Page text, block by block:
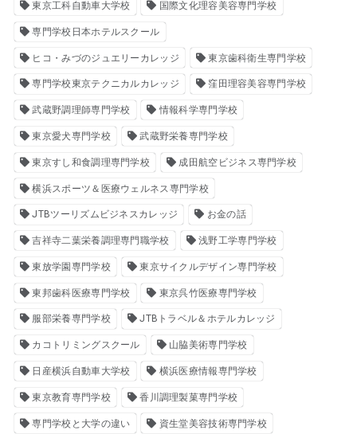
東京工科自動車大学校 国際文化理容美容専門学校
専門学校日本ホテルスクール
ヒコ・みづのジュエリーカレッジ 東京歯科衛生専門学校
専門学校東京テクニカルカレッジ 窪田理容美容専門学校
武蔵野調理師専門学校 情報科学専門学校
東京愛犬専門学校 武蔵野栄養専門学校
東京すし和食調理専門学校 成田航空ビジネス専門学校
横浜スポーツ＆医療ウェルネス専門学校
JTBツーリズムビジネスカレッジ お金の話
吉祥寺二葉栄養調理専門職学校 浅野工学専門学校
東放学園専門学校 東京サイクルデザイン専門学校
東邦歯科医療専門学校 東京呉竹医療専門学校
服部栄養専門学校 JTBトラベル＆ホテルカレッジ
カコトリミングスクール 山脇美術専門学校
日産横浜自動車大学校 横浜医療情報専門学校
東京教育専門学校 香川調理製菓専門学校
専門学校と大学の違い 資生堂美容技術専門学校